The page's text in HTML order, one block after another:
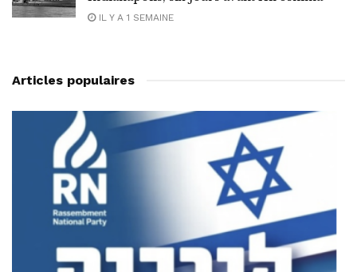
IL Y A 1 SEMAINE
Articles populaires